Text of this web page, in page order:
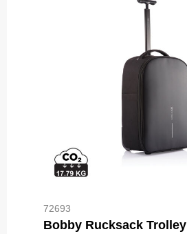
72693
Bobby Rucksack Trolley